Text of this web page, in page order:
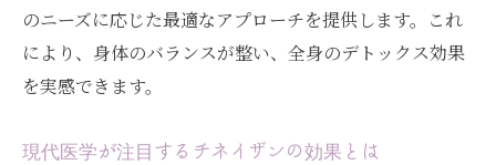
のニーズに応じた最適なアプローチを提供します。これ
により、身体のバランスが整い、全身のデトックス効果
を実感できます。
現代医学が注目するチネイザンの効果とは